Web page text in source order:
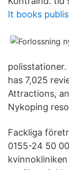
It books
has 7,025
Attractions,
Nykoping
Fackliga
0155-24 50